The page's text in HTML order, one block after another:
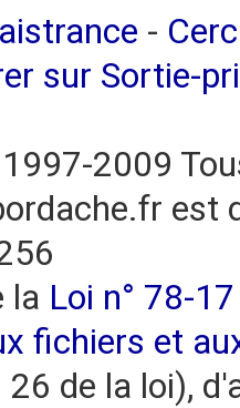
-
sur Sortie-
2009
est
la Loi n° 78-
fichiers et
de la loi),